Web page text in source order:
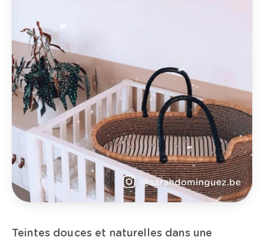
Teintes douces et naturelles dans une